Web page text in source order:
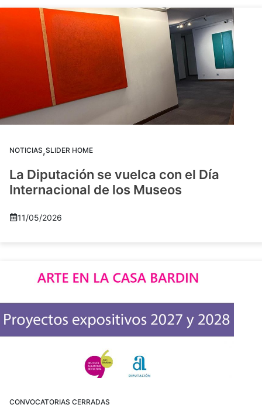
NOTICIAS,SLIDER HOME
La Diputación se vuelca con el Día
Internacional de los Museos
11/05/2026
CONVOCATORIAS CERRADAS